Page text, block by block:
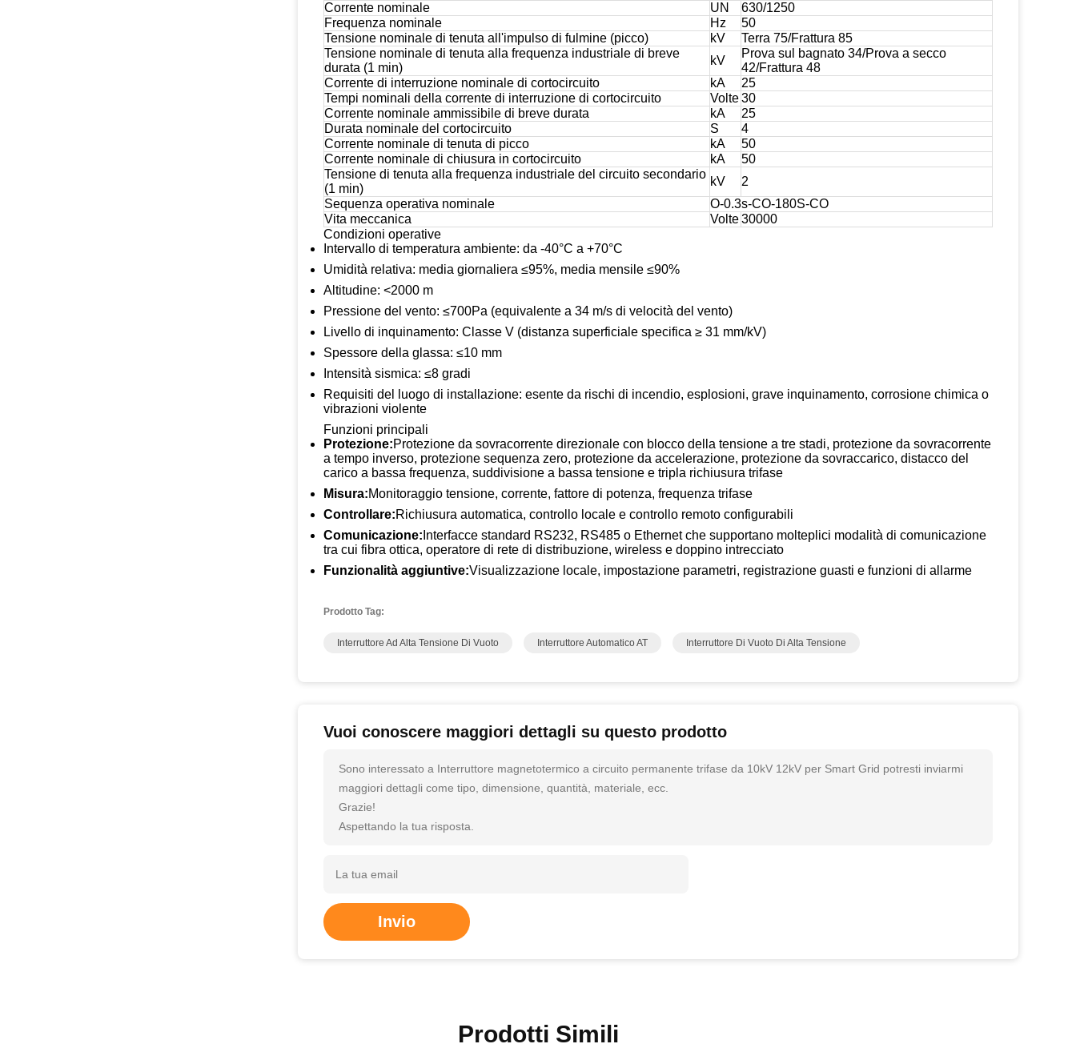
Corrente nominale
UN
630/1250
Frequenza nominale
Hz
50
Tensione nominale di tenuta all'impulso di fulmine (picco)
kV
Terra 75/Frattura 85
Tensione nominale di tenuta alla frequenza industriale di breve
durata (1 min)
kV
Prova sul bagnato 34/Prova a secco
42/Frattura 48
Corrente di interruzione nominale di cortocircuito
kA
25
Tempi nominali della corrente di interruzione di cortocircuito
Volte30
Corrente nominale ammissibile di breve durata
kA
25
Durata nominale del cortocircuito
S
4
Corrente nominale di tenuta di picco
kA
50
Corrente nominale di chiusura in cortocircuito
kA
50
Tensione di tenuta alla frequenza industriale del circuito secondario
(1 min)
kV
2
Sequenza operativa nominale
O-0.3s-CO-180S-CO
Vita meccanica
Volte30000
Condizioni operative
Intervallo di temperatura ambiente: da -40°C a +70°C
Umidità relativa: media giornaliera ≤95%, media mensile ≤90%
Altitudine: <2000 m
Pressione del vento: ≤700Pa (equivalente a 34 m/s di velocità del vento)
Livello di inquinamento: Classe V (distanza superficiale specifica ≥ 31 mm/kV)
Spessore della glassa: ≤10 mm
Intensità sismica: ≤8 gradi
Requisiti del luogo di installazione: esente da rischi di incendio, esplosioni, grave inquinamento, corrosione chimica o
vibrazioni violente
Funzioni principali
Protezione:Protezione da sovracorrente direzionale con blocco della tensione a tre stadi, protezione da sovracorrente
a tempo inverso, protezione sequenza zero, protezione da accelerazione, protezione da sovraccarico, distacco del
carico a bassa frequenza, suddivisione a bassa tensione e tripla richiusura trifase
Misura:Monitoraggio tensione, corrente, fattore di potenza, frequenza trifase
Controllare:Richiusura automatica, controllo locale e controllo remoto configurabili
Comunicazione: Interfacce standard RS232, RS485 o Ethernet che supportano molteplici modalità di comunicazione
tra cui fibra ottica, operatore di rete di distribuzione, wireless e doppino intrecciato
Funzionalità aggiuntive:Visualizzazione locale, impostazione parametri, registrazione guasti e funzioni di allarme
Prodotto Tag:
Interruttore Ad Alta Tensione Di Vuoto Interruttore Automatico AT Interruttore Di Vuoto Di Alta Tensione
Vuoi conoscere maggiori dettagli su questo prodotto
Sono interessato a Interruttore magnetotermico a circuito permanente trifase da 10kV 12kV per Smart Grid potresti inviarmi
maggiori dettagli come tipo, dimensione, quantità, materiale, ecc.
Grazie!
Aspettando la tua risposta.
Invio
Prodotti Simili